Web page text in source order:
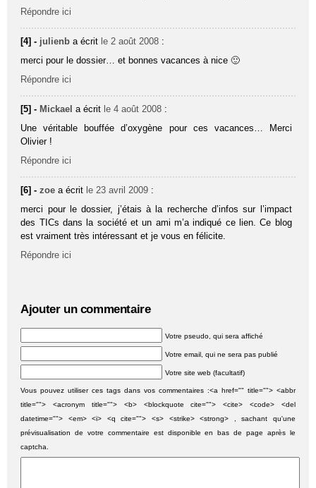
Répondre ici
[4] - julienb a écrit le 2 août 2008 :
merci pour le dossier… et bonnes vacances à nice 🙂
Répondre ici
[5] - Mickael a écrit le 4 août 2008 :
Une véritable bouffée d’oxygène pour ces vacances… Merci
Olivier !
Répondre ici
[6] -zoe a écrit le 23 avril 2009 :
merci pour le dossier, j’étais à la recherche d’infos sur l’impact
des TICs dans la société et un ami m’a indiqué ce lien. Ce blog
est vraiment très intéressant et je vous en félicite.
Répondre ici
Ajouter un commentaire
Votre pseudo, qui sera affiché
Votre email, qui ne sera pas publié
Votre site web (facultatif)
Vous pouvez utiliser ces tags dans vos commentaires :<a href="" title=""> <abbr
title=""> <acronym title=""> <b> <blockquote cite=""> <cite> <code> <del
datetime=""> <em> <i> <q cite=""> <s> <strike> <strong> , sachant qu'une
prévisualisation de votre commentaire est disponible en bas de page après le
captcha.